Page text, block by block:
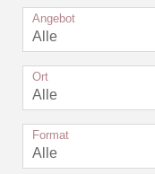
Angebot
Alle
Ort
Alle
Format
Alle